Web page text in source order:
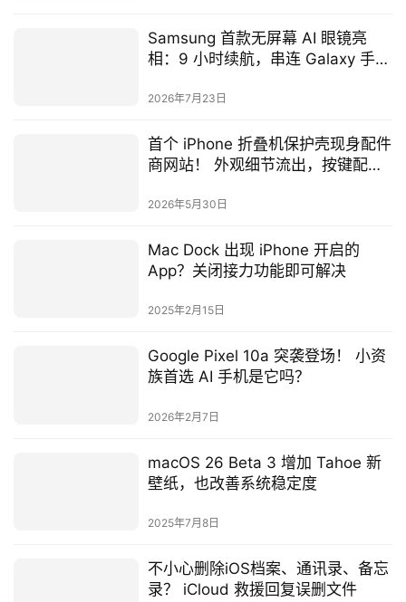
Samsung 首款无屏幕 AI 眼镜亮
相：9 小时续航，串连 Galaxy 手机
2026年7月23日
首个 iPhone 折叠机保护壳现身配件
商网站！ 外观细节流出，按键配置
2026年5月30日
Mac Dock 出现 iPhone 开启的
App？关闭接力功能即可解决
2025年2月15日
Google Pixel 10a 突袭登场！ 小资
族首选 AI 手机是它吗？
2026年2月7日
macOS 26 Beta 3 增加 Tahoe 新
壁纸，也改善系统稳定度
2025年7月8日
不小心删除iOS档案、通讯录、备忘
录？ iCloud 救援回复误删文件